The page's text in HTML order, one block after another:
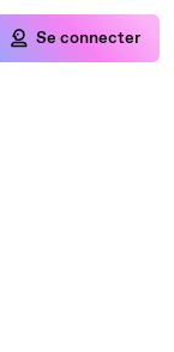
Se connecter